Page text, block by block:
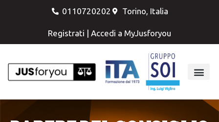
0110720202 Torino, Italia
Registrati | Accedi a MyJusforyou